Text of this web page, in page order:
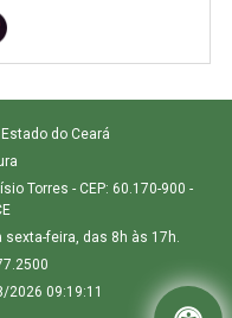
do Ceará
Torres - CEP: 60.170-900 -
feira, das 8h às 17h.
2026 09:19:11